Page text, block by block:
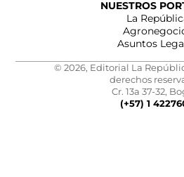
NUESTROS
La
Asuntos
© 2026, Editorial La
derechos
Cr. 13a 37-32,
(+57) 1